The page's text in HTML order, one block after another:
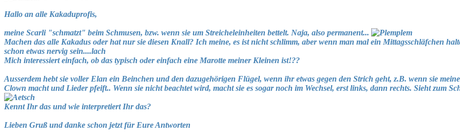
Hallo an alle Kakaduprofis,
meine Scarli "schmatzt" beim Schmusen, bzw. wenn sie um Streicheleinheiten bettelt. Naja, also permanent...
Machen das alle Kakadus oder hat nur sie diesen Knall? Ich meine, es ist nicht schlimm, aber wenn man mal ein Mittagsschläfchen
schon etwas nervig sein....lach
Mich interessiert einfach, ob das typisch oder einfach eine Marotte meiner Kleinen ist!??
Ausserdem hebt sie voller Elan ein Beinchen und den dazugehörigen Flügel, wenn ihr etwas gegen den Strich geht, z.B. wenn sie
Clown macht und Lieder pfeift.. Wenn sie nicht beachtet wird, macht sie es sogar noch im Wechsel, erst links, dann rechts. Sieht zum
Kennt Ihr das und wie interpretiert Ihr das?
Lieben Gruß und danke schon jetzt für Eure Antworten